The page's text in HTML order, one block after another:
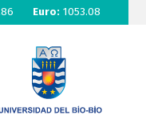
Euro: 1053.08